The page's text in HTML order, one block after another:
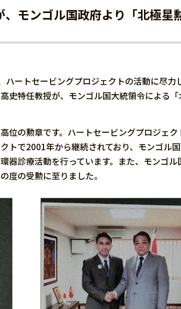
モンゴル国政府より「北極星
ートセービングプロジェクトの活動に尽力
史特任教授が、モンゴル国大統領令による
位の勲章です。ハートセービングプロジェ
トで2001年から継続されており、モンゴル
器診療活動を行っています。また、モンゴ
度の受勲に至りました。